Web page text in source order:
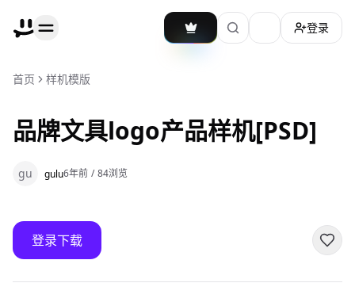
加载主题切换
登录
首页 样机模版
品牌文具logo产品样机[PSD]
gu gulu6年前 / 84浏览
登录下载